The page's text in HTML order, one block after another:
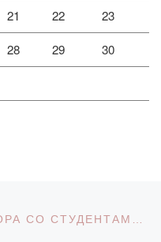
21 22 23
28 29 30